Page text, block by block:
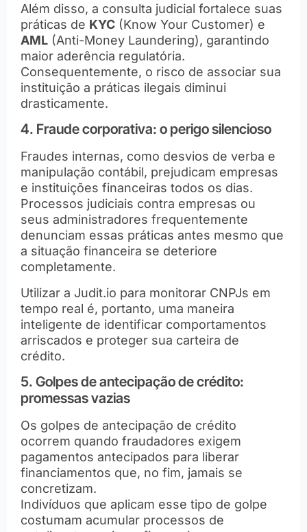
Além disso, a consulta judicial fortalece suas
práticas de KYC (Know Your Customer) e
AML (Anti-Money Laundering), garantindo
maior aderência regulatória.
Consequentemente, o risco de associar sua
instituição a práticas ilegais diminui
drasticamente.
4. Fraude corporativa: o perigo silencioso
Fraudes internas, como desvios de verba e
manipulação contábil, prejudicam empresas
e instituições financeiras todos os dias.
Processos judiciais contra empresas ou
seus administradores frequentemente
denunciam essas práticas antes mesmo que
a situação financeira se deteriore
completamente.
Utilizar a Judit.io para monitorar CNPJs em
tempo real é, portanto, uma maneira
inteligente de identificar comportamentos
arriscados e proteger sua carteira de
crédito.
5. Golpes de antecipação de crédito:
promessas vazias
Os golpes de antecipação de crédito
ocorrem quando fraudadores exigem
pagamentos antecipados para liberar
financiamentos que, no fim, jamais se
concretizam.
Indivíduos que aplicam esse tipo de golpe
costumam acumular processos de